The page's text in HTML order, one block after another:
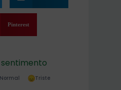
Pinterest
sentimento
Triste